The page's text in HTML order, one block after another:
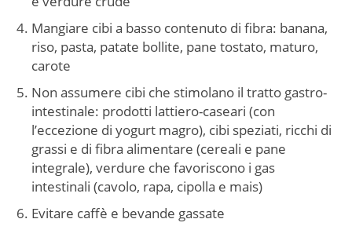
Mangiare cibi a basso contenuto di fibra: banana,
riso, pasta, patate bollite, pane tostato, maturo,
carote
Non assumere cibi che stimolano il tratto gastro-
intestinale: prodotti lattiero-caseari (con
l’eccezione di yogurt magro), cibi speziati, ricchi di
grassi e di fibra alimentare (cereali e pane
integrale), verdure che favoriscono i gas
intestinali (cavolo, rapa, cipolla e mais)
Evitare caffè e bevande gassate